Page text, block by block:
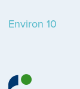
Environ 10